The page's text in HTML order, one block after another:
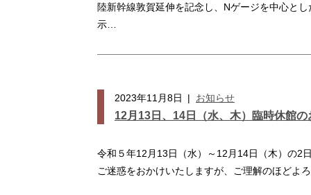
陸新幹線敦賀延伸を記念し、Nゲージを中心と
示…
2023年11月8日 | お知らせ
12月13日、14日（水、木）臨時休館の
令和５年12月13日（水）～12月14日（木）の2
ご迷惑をおかけいたしますが、ご理解のほどよ